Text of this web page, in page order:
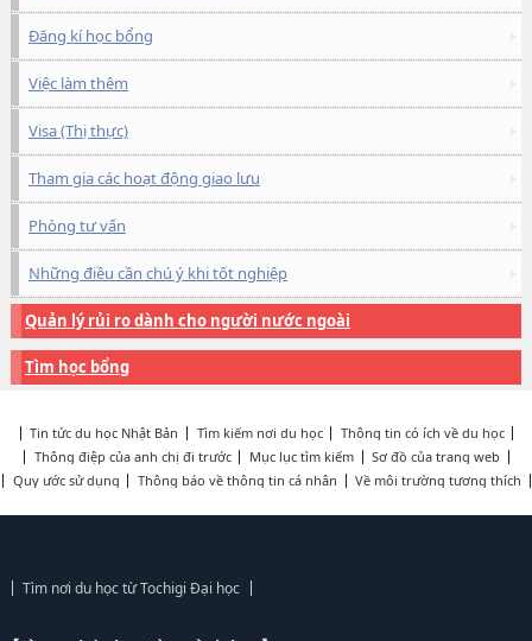
Đăng kí học bổng
Việc làm thêm
Visa (Thị thực)
Tham gia các hoạt động giao lưu
Phòng tư vấn
Những điều cần chú ý khi tốt nghiệp
Quản lý rủi ro dành cho người nước ngoài
Tìm học bổng
Tin tức du học Nhật Bản Tìm kiếm nơi du học
Thông tin có ích về du học
Thông điệp của anh chị đi trước
Mục lục tìm kiếm
Sơ đồ của trang web
Quy ước sử dụng
Thông báo về thông tin cá nhân Về môi trường tương thích
Tìm nơi du học từ Tochigi Đại học